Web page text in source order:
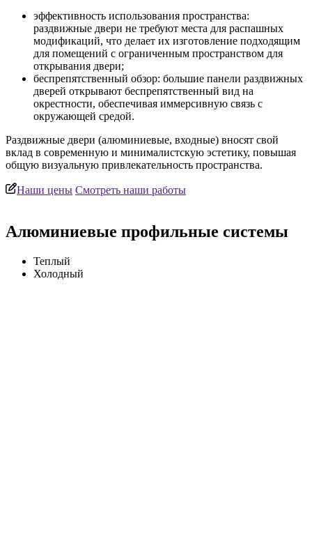
эффективность использования пространства:
раздвижные двери не требуют места для распашных
модификаций, что делает их изготовление подходящим
для помещений с ограниченным пространством для
открывания двери;
беспрепятственный обзор: большие панели раздвижных
дверей открывают беспрепятственный вид на
окрестности, обеспечивая иммерсивную связь с
окружающей средой.
Раздвижные двери (алюминиевые, входные) вносят свой
вклад в современную и минималистскую эстетику, повышая
общую визуальную привлекательность пространства.
Наши цены Смотреть наши работы
Алюминиевые профильные системы
Теплый
Холодный